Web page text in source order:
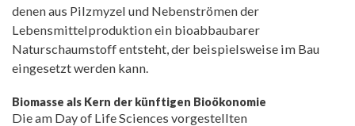
denen aus Pilzmyzel und Nebenströmen der
Lebensmittelproduktion ein bioabbaubarer
Naturschaumstoff entsteht, der beispielsweise im Bau
eingesetzt werden kann.
Biomasse als Kern der künftigen Bioökonomie
Die am Day of Life Sciences vorgestellten